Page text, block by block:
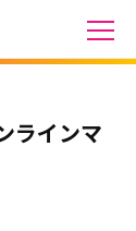
ラインマ